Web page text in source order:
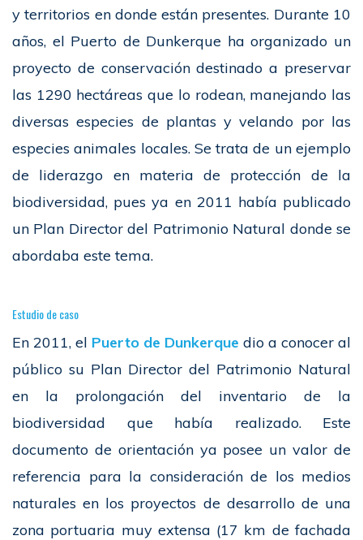
y territorios en donde están presentes. Durante 10
años, el Puerto de Dunkerque ha organizado un
proyecto de conservación destinado a preservar
las 1290 hectáreas que lo rodean, manejando las
diversas especies de plantas y velando por las
especies animales locales. Se trata de un ejemplo
de liderazgo en materia de protección de la
biodiversidad, pues ya en 2011 había publicado
un Plan Director del Patrimonio Natural donde se
abordaba este tema.
Estudio de caso
En 2011, el Puerto de Dunkerque dio a conocer al
público su Plan Director del Patrimonio Natural
en la prolongación del inventario de la
biodiversidad que había realizado. Este
documento de orientación ya posee un valor de
referencia para la consideración de los medios
naturales en los proyectos de desarrollo de una
zona portuaria muy extensa (17 km de fachada